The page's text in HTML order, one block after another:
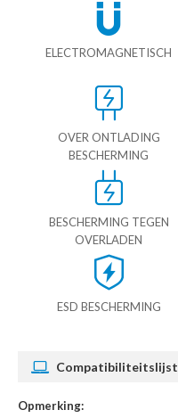
ELECTROMAGNETISCH
OVER ONTLADING
BESCHERMING
BESCHERMING TEGEN
OVERLADEN
ESD BESCHERMING
Compatibiliteitslijst
Opmerking: